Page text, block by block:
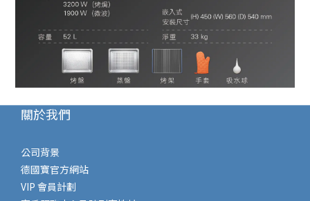
關於我們
公司背景
德國寶官方網站
VIP 會員計劃